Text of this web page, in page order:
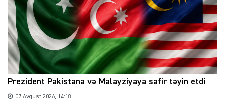
Prezident Pakistana və Malayziyaya səfir təyin etdi
07 Avqust 2026, 14:18